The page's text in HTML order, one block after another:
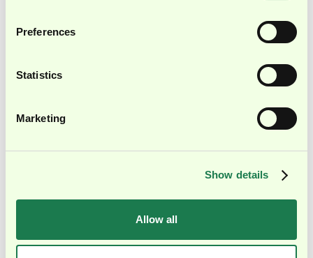
Preferences
Statistics
Marketing
Show details
Allow all